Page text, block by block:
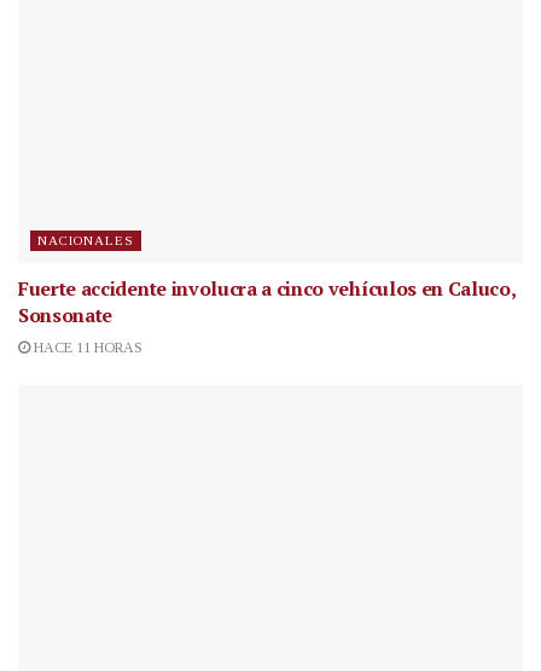
NACIONALES
Fuerte accidente involucra a cinco vehículos en Caluco,
Sonsonate
HACE 11 HORAS